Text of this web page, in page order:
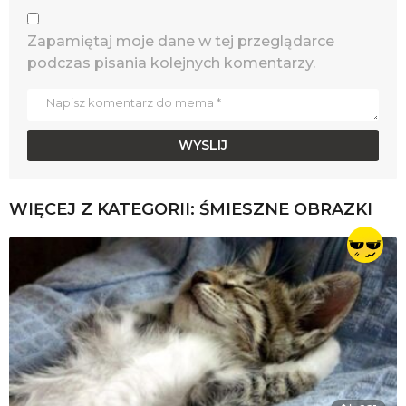
Zapamiętaj moje dane w tej przeglądarce
podczas pisania kolejnych komentarzy.
WIĘCEJ Z KATEGORII: ŚMIESZNE OBRAZKI